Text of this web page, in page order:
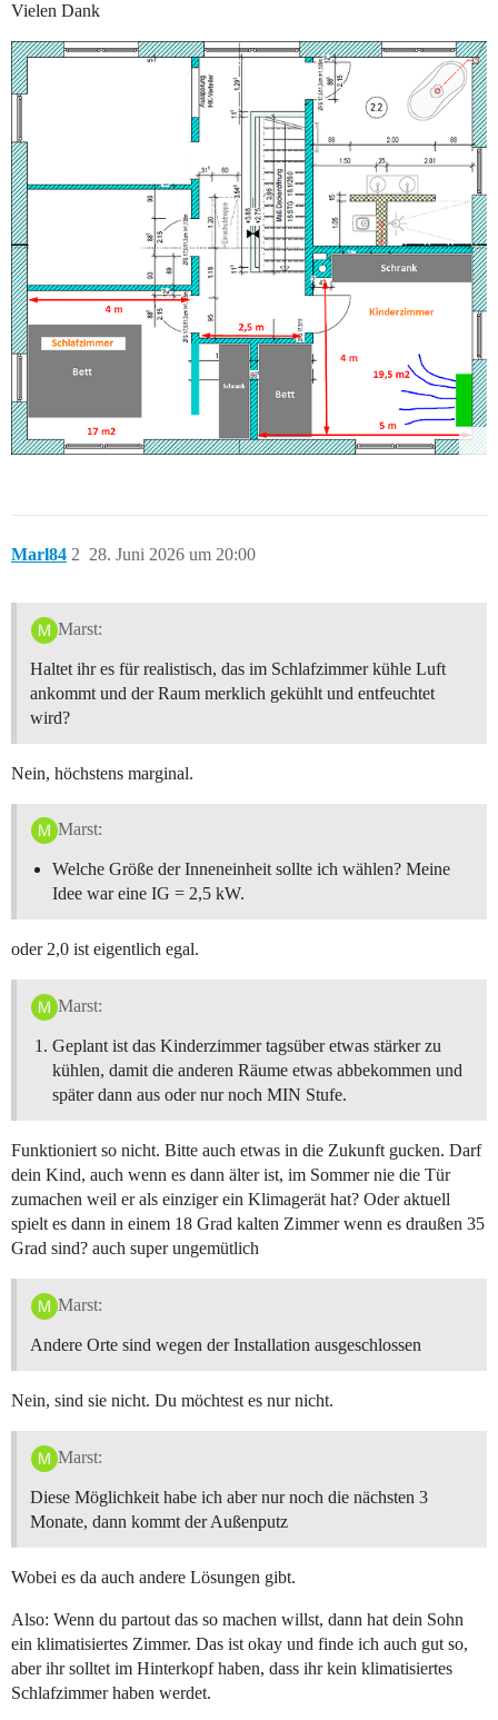
Vielen Dank
Marl84 28. Juni 2026 um 20:00
2
Marst:
Haltet ihr es für realistisch, das im Schlafzimmer kühle Luft
ankommt und der Raum merklich gekühlt und entfeuchtet
wird?
Nein, höchstens marginal.
Marst:
Welche Größe der Inneneinheit sollte ich wählen? Meine
Idee war eine IG = 2,5 kW.
oder 2,0 ist eigentlich egal.
Marst:
Geplant ist das Kinderzimmer tagsüber etwas stärker zu
kühlen, damit die anderen Räume etwas abbekommen und
später dann aus oder nur noch MIN Stufe.
Funktioniert so nicht. Bitte auch etwas in die Zukunft gucken. Darf
dein Kind, auch wenn es dann älter ist, im Sommer nie die Tür
zumachen weil er als einziger ein Klimagerät hat? Oder aktuell
spielt es dann in einem 18 Grad kalten Zimmer wenn es draußen 35
Grad sind? auch super ungemütlich
Marst:
Andere Orte sind wegen der Installation ausgeschlossen
Nein, sind sie nicht. Du möchtest es nur nicht.
Marst:
Diese Möglichkeit habe ich aber nur noch die nächsten 3
Monate, dann kommt der Außenputz
Wobei es da auch andere Lösungen gibt.
Also: Wenn du partout das so machen willst, dann hat dein Sohn
ein klimatisiertes Zimmer. Das ist okay und finde ich auch gut so,
aber ihr solltet im Hinterkopf haben, dass ihr kein klimatisiertes
Schlafzimmer haben werdet.